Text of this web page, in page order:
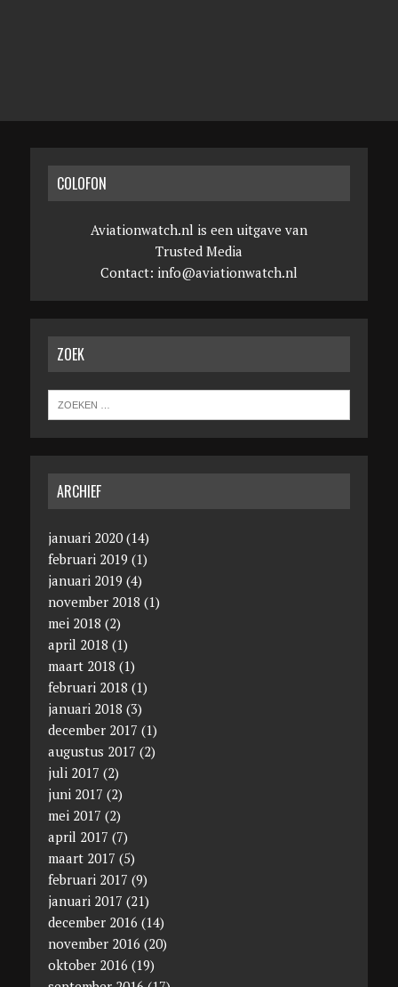
COLOFON
Aviationwatch.nl is een uitgave van
Trusted Media
Contact: info@aviationwatch.nl
ZOEK
ARCHIEF
januari 2020(14)
februari 2019 (1)
januari 2019 (4)
november 2018 (1)
mei 2018 (2)
april 2018 (1)
maart 2018 (1)
februari 2018 (1)
januari 2018 (3)
december 2017 (1)
augustus 2017 (2)
juli 2017 (2)
juni 2017 (2)
mei 2017 (2)
april 2017 (7)
maart 2017 (5)
februari 2017 (9)
januari 2017 (21)
december 2016 (14)
november 2016 (20)
oktober 2016 (19)